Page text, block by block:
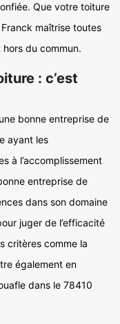
Que votre toiture
maîtrise toutes
du commun.
: c’est
bonne entreprise de
ayant les
à l’accomplissement
entreprise de
dans son domaine
juger de l’efficacité
critères comme la
également en
dans le 78410